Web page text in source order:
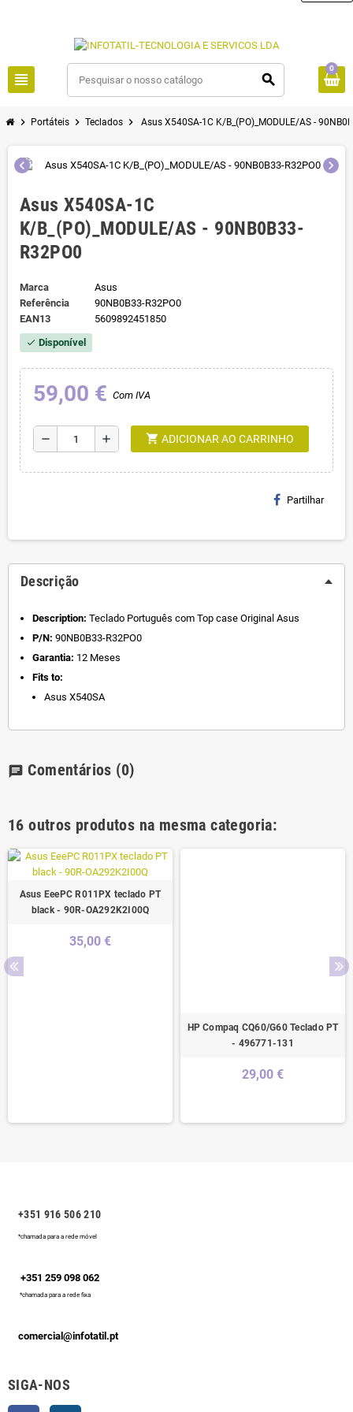
view_headline search
0
chevron_right Portáteis chevron_right Teclados chevron_right Asus X540SA-1C K/B_(PO)_MODULE/AS -
chevron_left chevron_right
Asus X540SA-1C
K/B_(PO)_MODULE/AS - 90NB0B33-
R32PO0
Marca
Asus
Referência
90NB0B33-R32PO0
EAN13
5609892451850
check Disponível
59,00 € Com IVA
remove add shopping_cart ADICIONAR AO CARRINHO
Partilhar
Descrição
Description: Teclado Português com Top case Original Asus
P/N: 90NB0B33-R32PO0
Garantia: 12 Meses
Fits to:
Asus X540SA
chat Comentários (0)
16 outros produtos na mesma categoria:
Asus EeePC R011PX teclado PT
black - 90R-OA292K2I00Q
35,00 €
HP Compaq CQ60/G60 Teclado PT
- 496771-131
29,00 €
+351 916 506 210
*chamada para a rede móvel
+351 259 098 062
*chamada para a rede fixa
comercial@infotatil.pt
SIGA-NOS